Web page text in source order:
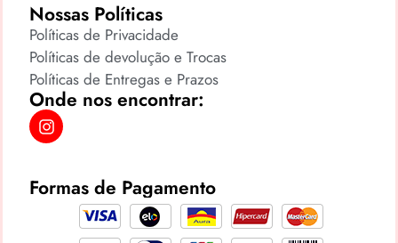
Nossas Políticas
Políticas de Privacidade
Políticas de devolução e Trocas
Políticas de Entregas e Prazos
Onde nos encontrar:
Formas de Pagamento